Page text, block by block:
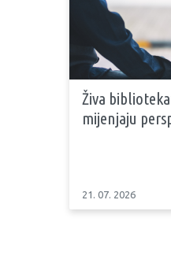
Živa
mijenjaju
21. 07. 2026